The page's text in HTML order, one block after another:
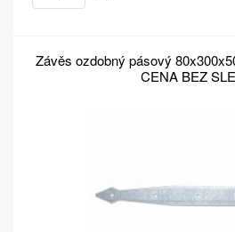
Závěs ozdobný pásový
CENA BEZ